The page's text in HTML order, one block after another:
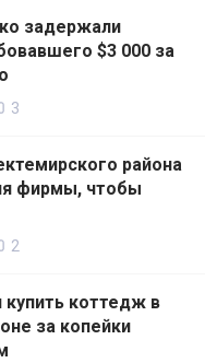
задержали
$3 000 за
3
района
фирмы, чтобы
2
купить коттедж в
за копейки